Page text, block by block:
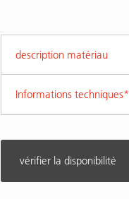
description matériau
Informations techniques*
vérifier la disponibilité